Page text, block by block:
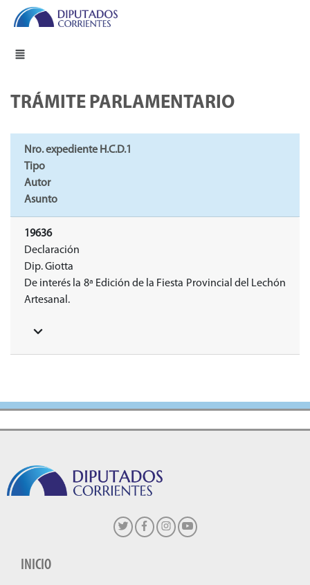
TRÁMITE PARLAMENTARIO
Nro. expediente H.C.D.1
Tipo
Autor
Asunto
19636
Declaración
Dip. Giotta
De interés la 8ª Edición de la Fiesta Provincial del Lechón
Artesanal.
INICIO